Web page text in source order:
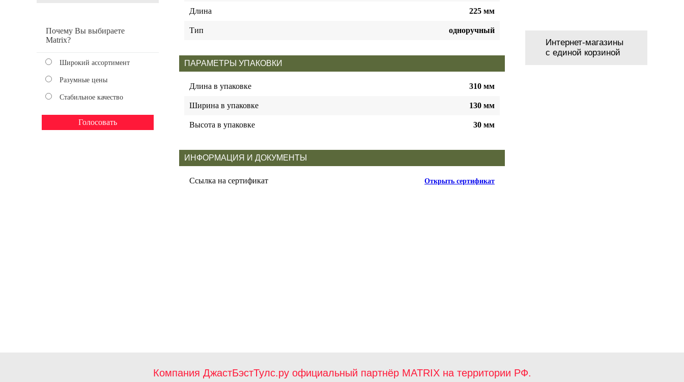
Почему Вы выбираете
Matrix?
Широкий ассортимент
Разумные цены
Стабильное качество
Длина 225 мм
Тип одноручный
ПАРАМЕТРЫ УПАКОВКИ
Длина в упаковке 310 мм
Ширина в упаковке 130 мм
Высота в упаковке 30 мм
ИНФОРМАЦИЯ И ДОКУМЕНТЫ
Ссылка на сертификат Открыть сертификат
Интернет-магазины
с единой корзиной
Компания ДжастБэстТулс.ру официальный партнёр MATRIX на территории РФ.